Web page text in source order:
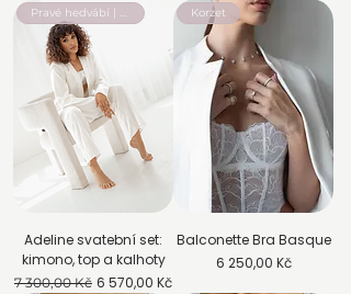
Pravé hedvábí | Pyžamový set
Adeline svatební set:
kimono, top a kalhoty
Běžná cena
7 300,00 Kč Zvýhodněná cena
6 570,00 Kč
Korzet
Balconette Bra Basque
Cena
6 250,00 Kč